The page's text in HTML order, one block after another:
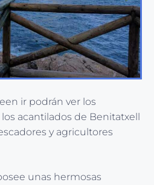
ir podrán ver los
acantilados de Benitatxell
y agricultores
unas hermosas